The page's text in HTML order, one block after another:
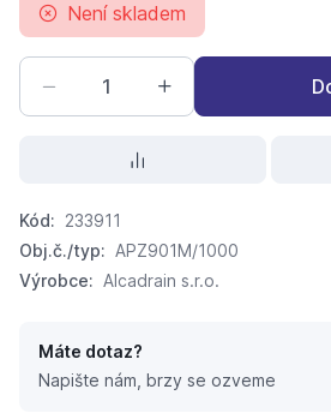
Není skladem
Kód: 233911
Obj.č./typ: APZ901M/1000
Výrobce: Alcadrain s.r.o.
Máte dotaz?
Napište nám, brzy se ozveme